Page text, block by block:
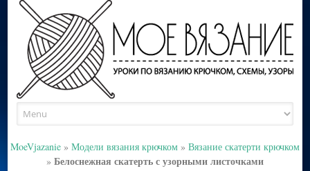
to
MoeVjazanie » Модели вязания крючком » Вязание скатерти крючком
» Белоснежная скатерть с узорными листочками